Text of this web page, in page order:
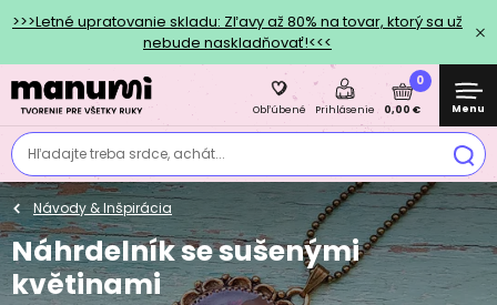
>>>Letné upratovanie skladu: Zľavy až 80% na tovar, ktorý sa už
nebude naskladňovať!<<<
Hľadajte treba srdce, achát...
Obľúbené Prihlásenie
0
0,00 € Menu
Návody & Inšpirácia
Náhrdelník se sušenými
květinami